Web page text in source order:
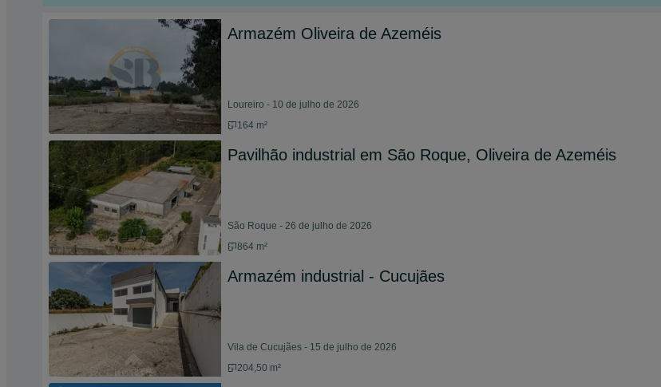
Armazém Oliveira de Azeméis
Loureiro - 10 de julho de 2026
164 m²
Pavilhão industrial em São Roque, Oliveira de Azeméis
São Roque - 26 de julho de 2026
864 m²
Armazém industrial - Cucujães
Vila de Cucujães - 15 de julho de 2026
204,50 m²